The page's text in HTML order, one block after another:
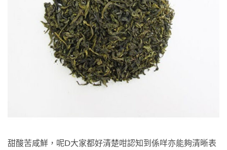
甜酸苦咸鮮，呢D大家都好清楚咁認知到係咩亦能夠清晰表